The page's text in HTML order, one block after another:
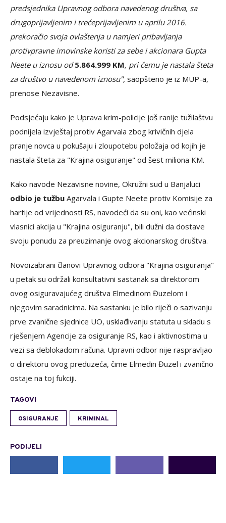
predsjednika Upravnog odbora navedenog društva, sa
drugoprijavljenim i trećeprijavljenim u aprilu 2016.
prekoračio svoja ovlaštenja u namjeri pribavljanja
protivpravne imovinske koristi za sebe i akcionara Gupta
Neete u iznosu od5.864.999 KM, pri čemu je nastala šteta
za društvo u navedenom iznosu", saopšteno je iz MUP-a,
prenose Nezavisne.
Podsjećaju kako je Uprava krim-policije još ranije tužilaštvu
podnijela izvještaj protiv Agarvala zbog krivičnih djela
pranje novca u pokušaju i zloupotebu položaja od kojih je
nastala šteta za "Krajina osiguranje" od šest miliona KM.
Kako navode Nezavisne novine, Okružni sud u Banjaluci
odbio je tužbu Agarvala i Gupte Neete protiv Komisije za
hartije od vrijednosti RS, navodeći da su oni, kao većinski
vlasnici akcija u "Krajina osiguranju", bili dužni da dostave
svoju ponudu za preuzimanje ovog akcionarskog društva.
Novoizabrani članovi Upravnog odbora "Krajina osiguranja"
u petak su održali konsultativni sastanak sa direktorom
ovog osiguravajućeg društva Elmedinom Đuzelom i
njegovim saradnicima. Na sastanku je bilo riječi o sazivanju
prve zvanične sjednice UO, usklađivanju statuta u skladu s
rješenjem Agencije za osiguranje RS, kao i aktivnostima u
vezi sa deblokadom računa. Upravni odbor nije raspravljao
o direktoru ovog preduzeća, čime Elmedin Đuzel i zvanično
ostaje na toj fukciji.
TAGOVI
OSIGURANJE KRIMINAL
PODIJELI